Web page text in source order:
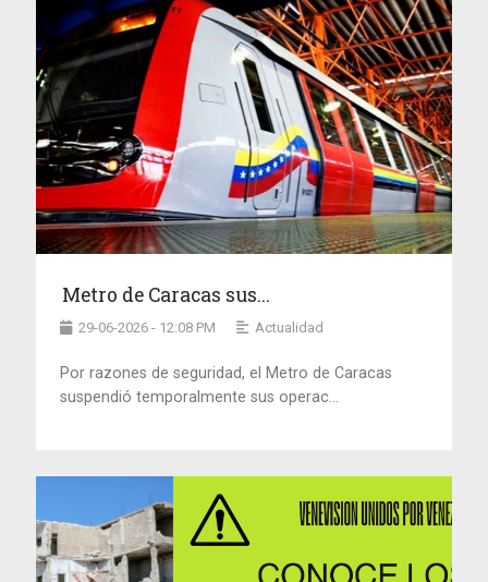
Metro de Caracas sus...
29-06-2026 - 12:08 PM Actualidad
Por razones de seguridad, el Metro de Caracas
suspendió temporalmente sus operac...